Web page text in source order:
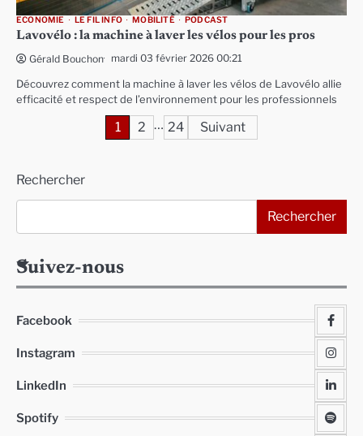
ECONOMIE LE FIL INFO MOBILITÉ PODCAST
Lavovélo : la machine à laver les vélos pour les pros
Gérald Bouchon mardi 03 février 2026 00:21
Découvrez comment la machine à laver les vélos de Lavovélo allie
efficacité et respect de l’environnement pour les professionnels
publications
1 2 … 24 Suivant
Rechercher
Rechercher
Suivez-nous
Facebook
Instagram
LinkedIn
Spotify